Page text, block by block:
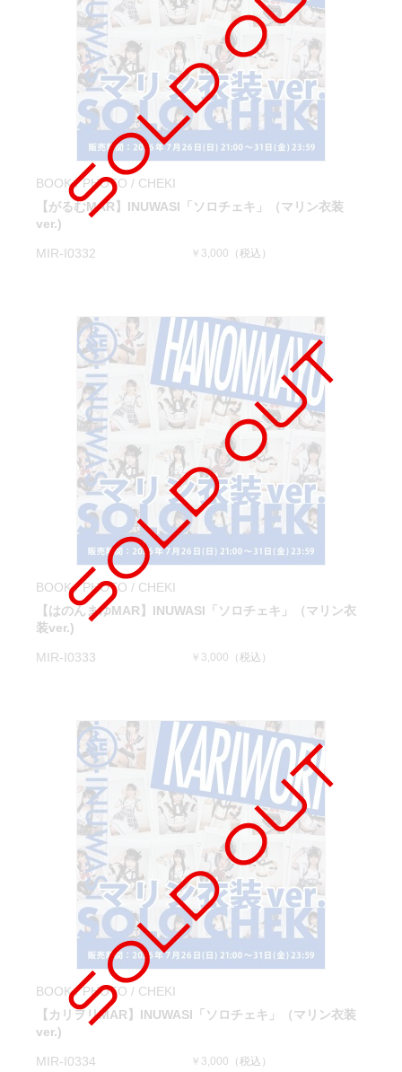
BOOK / PHOTO / CHEKI
【がるむMAR】INUWASI「ソロチェキ」（マリン衣装
ver.)
MIR-I0332 ￥3,000 （税込）
BOOK / PHOTO / CHEKI
【はのんまゆMAR】INUWASI「ソロチェキ」（マリン衣
装ver.)
MIR-I0333 ￥3,000 （税込）
BOOK / PHOTO / CHEKI
【カリヲリMAR】INUWASI「ソロチェキ」（マリン衣装
ver.)
MIR-I0334 ￥3,000 （税込）